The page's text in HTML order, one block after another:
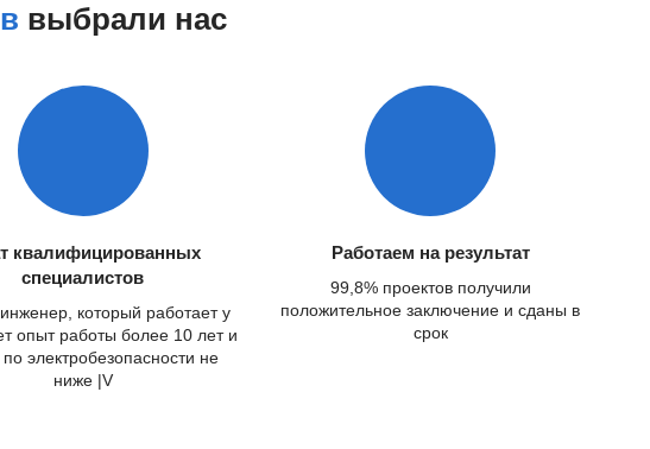
выбрали нас
квалифицированных
специалистов
который работает у
опыт работы более 10 лет и
по электробезопасности не
ниже |V
Работаем на результат
99,8% проектов получили
положительное заключение и сданы в
срок